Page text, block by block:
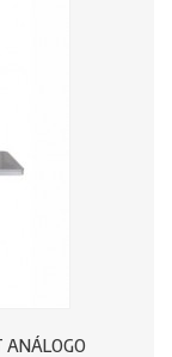
ANÁLOGO